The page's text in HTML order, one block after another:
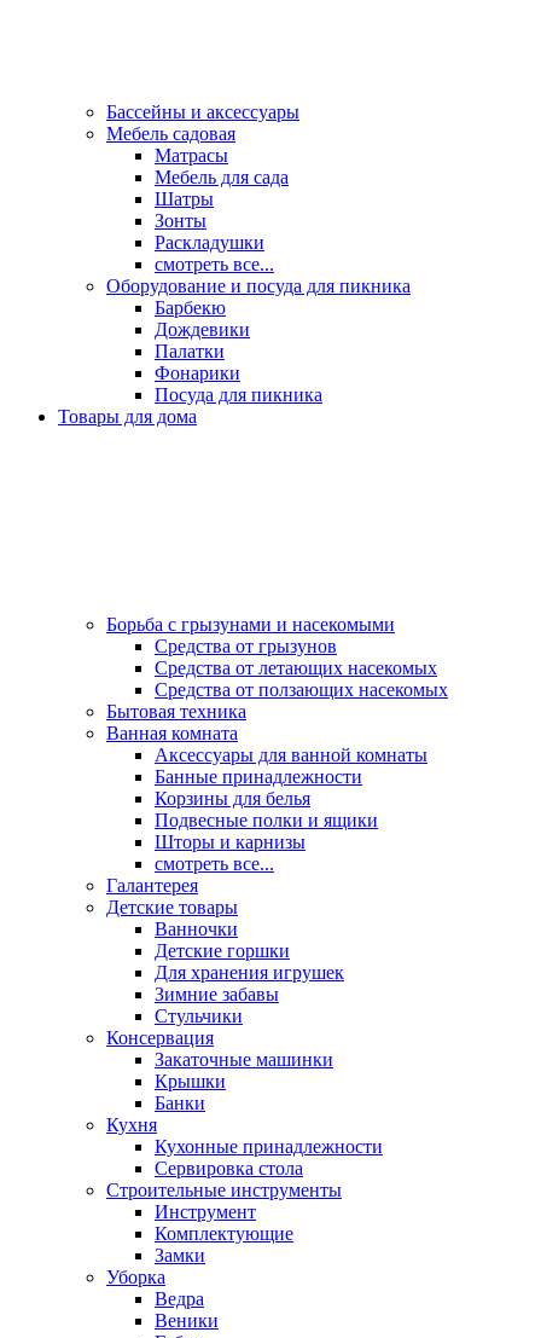
Бассейны и аксессуары
Мебель садовая
Матрасы
Мебель для сада
Шатры
Зонты
Раскладушки
смотреть все...
Оборудование и посуда для пикника
Барбекю
Дождевики
Палатки
Фонарики
Посуда для пикника
Товары для дома
Борьба с грызунами и насекомыми
Средства от грызунов
Средства от летающих насекомых
Средства от ползающих насекомых
Бытовая техника
Ванная комната
Аксессуары для ванной комнаты
Банные принадлежности
Корзины для белья
Подвесные полки и ящики
Шторы и карнизы
смотреть все...
Галантерея
Детские товары
Ванночки
Детские горшки
Для хранения игрушек
Зимние забавы
Стульчики
Консервация
Закаточные машинки
Крышки
Банки
Кухня
Кухонные принадлежности
Сервировка стола
Строительные инструменты
Инструмент
Комплектующие
Замки
Уборка
Ведра
Веники